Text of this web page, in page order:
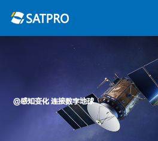
@感知变化 连接数字地球